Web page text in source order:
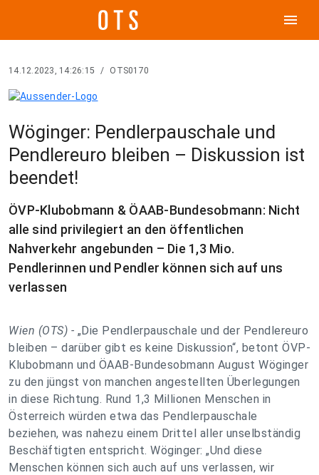
menu
14.12.2023, 14:26:15 / OTS0170
Wöginger: Pendlerpauschale und
Pendlereuro bleiben – Diskussion ist
beendet!
ÖVP-Klubobmann & ÖAAB-Bundesobmann: Nicht
alle sind privilegiert an den öffentlichen
Nahverkehr angebunden – Die 1,3 Mio.
Pendlerinnen und Pendler können sich auf uns
verlassen
Wien (OTS) - „Die Pendlerpauschale und der Pendlereuro
bleiben – darüber gibt es keine Diskussion“, betont ÖVP-
Klubobmann und ÖAAB-Bundesobmann August Wöginger
zu den jüngst von manchen angestellten Überlegungen
in diese Richtung. Rund 1,3 Millionen Menschen in
Österreich würden etwa das Pendlerpauschale
beziehen, was nahezu einem Drittel aller unselbständig
Beschäftigten entspricht. Wöginger: „Und diese
Menschen können sich auch auf uns verlassen, wir